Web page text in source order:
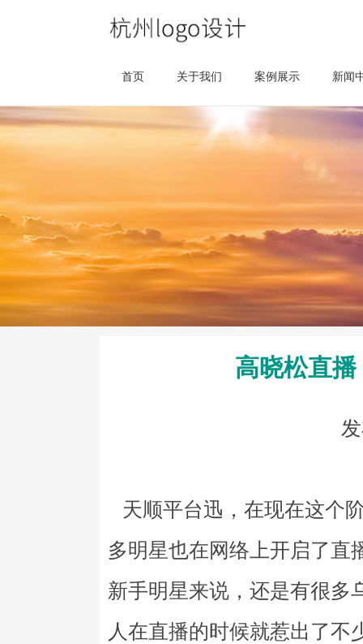
首页 关于我们 案例展示 新闻
高晓松直
天顺平台迅，在现在这个
多明星也在网络上开启了直
新手明星来说，还是有很多
人在直播的时候就惹出了不